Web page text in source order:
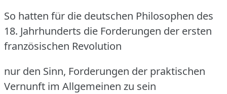
So hatten für die deutschen Philosophen des
18. Jahrhunderts die Forderungen der ersten
französischen Revolution
nur den Sinn, Forderungen der praktischen
Vernunft im Allgemeinen zu sein